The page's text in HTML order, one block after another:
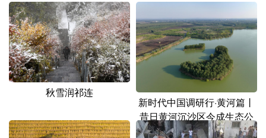
English Español
Русский язык 日本語 한국어
Deutsch Português
秋雪润祁连
新时代中国调研行·黄河篇丨
昔日黄河沉沙区今成生态公
园